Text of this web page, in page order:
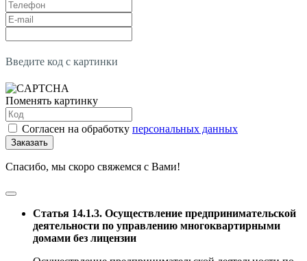
Введите код с картинки
Поменять картинку
Согласен на обработку персональных данных
Заказать
Спасибо, мы скоро свяжемся с Вами!
Статья 14.1.3. Осуществление предпринимательской
деятельности по управлению многоквартирными
домами без лицензии